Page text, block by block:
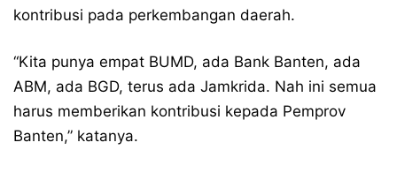
kontribusi pada perkembangan daerah.
“Kita punya empat BUMD, ada Bank Banten, ada
ABM, ada BGD, terus ada Jamkrida. Nah ini semua
harus memberikan kontribusi kepada Pemprov
Banten,” katanya.